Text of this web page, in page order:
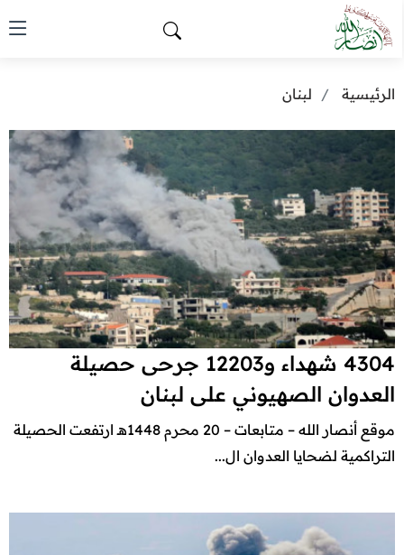
الرئيسية لبنان
4304 شهداء و12203 جرحى حصيلة
العدوان الصهيوني على لبنان
موقع أنصار الله – متابعات – 20 محرم 1448هـ ارتفعت الحصيلة
التراكمية لضحايا العدوان ال...